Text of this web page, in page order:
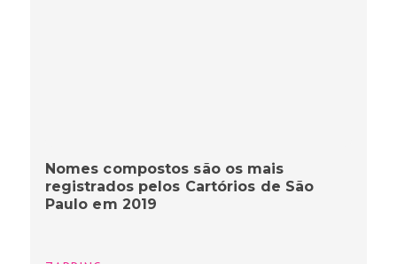
Nomes compostos são os mais
registrados pelos Cartórios de São
Paulo em 2019